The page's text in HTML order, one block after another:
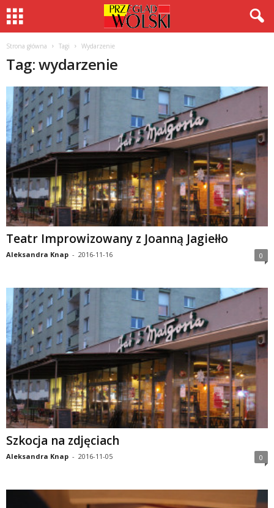
Strona główna Tagi Wydarzenie
Tag: wydarzenie
Teatr Improwizowany z Joanną Jagiełło
Aleksandra Knap - 2016-11-16 0
Szkocja na zdjęciach
Aleksandra Knap - 2016-11-05 0